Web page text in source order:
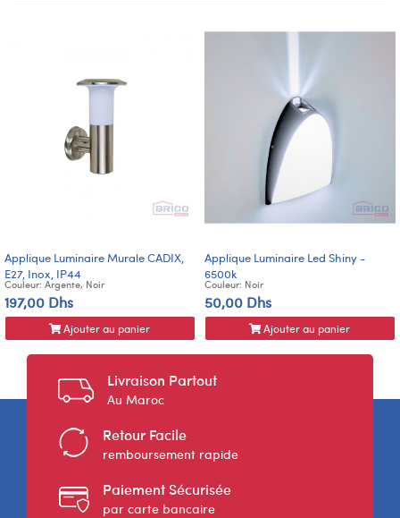
Applique Luminaire Murale CADIX,
E27, Inox, IP44
Couleur: Argente, Noir
197,00 Dhs
Ajouter au panier
Applique Luminaire Led Shiny -
6500k
Couleur: Noir
50,00 Dhs
Ajouter au panier
Livraison Partout
Au Maroc
Retour Facile
remboursement rapide
Paiement Sécurisée
par carte bancaire